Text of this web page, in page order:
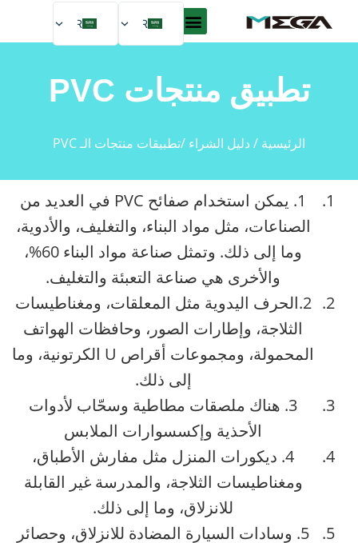
EN
DE
PT
تطبيق منتجات PVC
الرئيسية / دليل الشراء /تطبيقات منتجات الـ PVC
1. يمكن استخدام صفائح PVC في العديد من
الصناعات، مثل مواد البناء، والتغليف، والأدوية،
وما إلى ذلك. وتمثل صناعة مواد البناء 60%،
والأخرى هي صناعة التعبئة والتغليف.
2.الحرف اليدوية مثل المعلقات، ومغناطيسات
الثلاجة، وإطارات الصور، وحافظات الهواتف
المحمولة، ومجموعات أقراص U الكرتونية، وما
إلى ذلك.
3. هناك ملصقات مطاطية وسحّاب لأدوات
الأحذية وإكسسوارات الملابس
4. ديكورات المنزل مثل مفارش الأطباق،
ومغناطيسات الثلاجة، والمدرسة غير القابلة
للانزلاق، وما إلى ذلك.
5. وسادات السيارة المضادة للانزلاق، وحصائر